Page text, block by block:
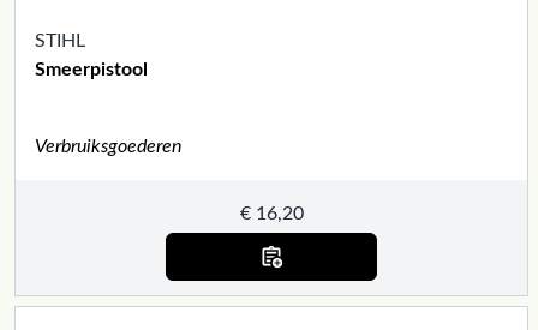
STIHL
Smeerpistool
Verbruiksgoederen
€16,20